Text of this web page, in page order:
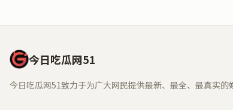
今日吃瓜网51
今日吃瓜网51致力于为广大网民提供最新、最全、最真实的